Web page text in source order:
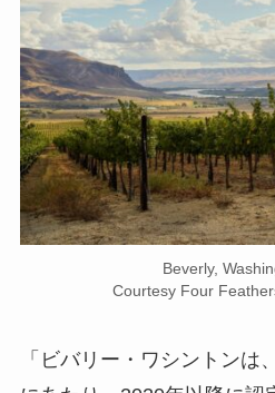
Beverly,
Courtesy Four
「ビバリー・ワシントンは